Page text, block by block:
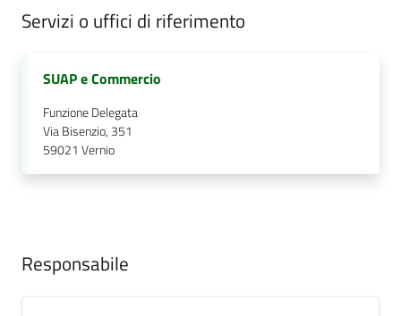
Servizi
Documenti
dati
su
Servizi o uffici di riferimento
SUAP e Commercio
Funzione Delegata
Via Bisenzio, 351
59021 Vernio
Responsabile